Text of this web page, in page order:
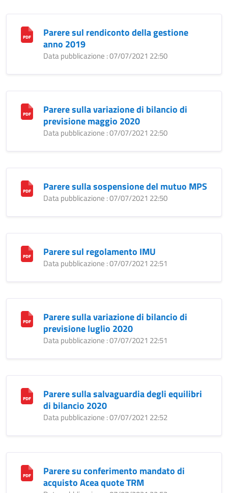
Parere sul rendiconto della gestione
anno 2019
Data pubblicazione : 07/07/2021 22:50
Parere sulla variazione di bilancio di
previsione maggio 2020
Data pubblicazione : 07/07/2021 22:50
Parere sulla sospensione del mutuo MPS
Data pubblicazione : 07/07/2021 22:50
Parere sul regolamento IMU
Data pubblicazione : 07/07/2021 22:51
Parere sulla variazione di bilancio di
previsione luglio 2020
Data pubblicazione : 07/07/2021 22:51
Parere sulla salvaguardia degli equilibri
di bilancio 2020
Data pubblicazione : 07/07/2021 22:52
Parere su conferimento mandato di
acquisto Acea quote TRM